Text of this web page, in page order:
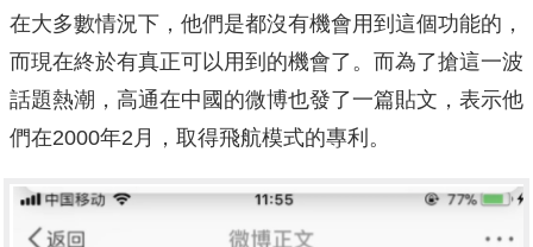
在大多數情況下，他們是都沒有機會用到這個功能的，
而現在終於有真正可以用到的機會了。而為了搶這一波
話題熱潮，高通在中國的微博也發了一篇貼文，表示他
們在2000年2月，取得飛航模式的專利。